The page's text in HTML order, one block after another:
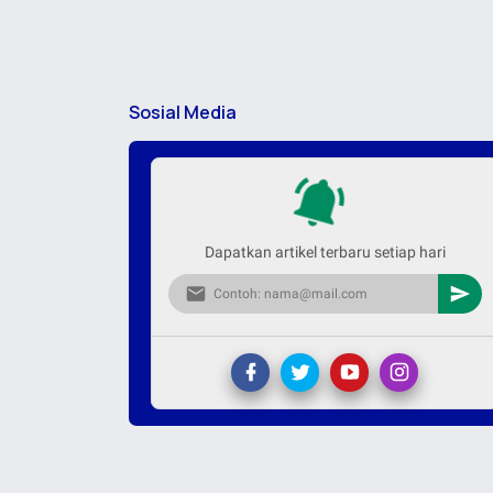
Sosial Media
Dapatkan artikel terbaru setiap hari